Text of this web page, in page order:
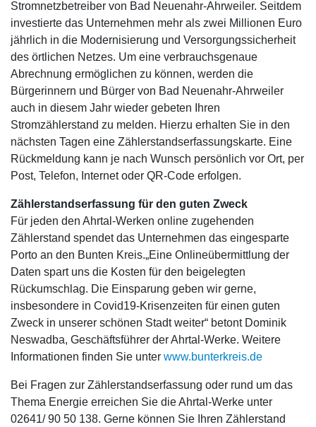
Stromnetzbetreiber von Bad Neuenahr-Ahrweiler. Seitdem
investierte das Unternehmen mehr als zwei Millionen Euro
jährlich in die Modernisierung und Versorgungssicherheit
des örtlichen Netzes. Um eine verbrauchsgenaue
Abrechnung ermöglichen zu können, werden die
Bürgerinnern und Bürger von Bad Neuenahr-Ahrweiler
auch in diesem Jahr wieder gebeten Ihren
Stromzählerstand zu melden. Hierzu erhalten Sie in den
nächsten Tagen eine Zählerstandserfassungskarte. Eine
Rückmeldung kann je nach Wunsch persönlich vor Ort, per
Post, Telefon, Internet oder QR-Code erfolgen.
Zählerstandserfassung für den guten Zweck
Für jeden den Ahrtal-Werken online zugehenden
Zählerstand spendet das Unternehmen das eingesparte
Porto an den Bunten Kreis.„Eine Onlineübermittlung der
Daten spart uns die Kosten für den beigelegten
Rückumschlag. Die Einsparung geben wir gerne,
insbesondere in Covid19-Krisenzeiten für einen guten
Zweck in unserer schönen Stadt weiter“ betont Dominik
Neswadba, Geschäftsführer der Ahrtal-Werke. Weitere
Informationen finden Sie unterwww.bunterkreis.de
Bei Fragen zur Zählerstandserfassung oder rund um das
Thema Energie erreichen Sie die Ahrtal-Werke unter
02641/ 90 50 138. Gerne können Sie Ihren Zählerstand